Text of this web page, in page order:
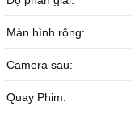
Màn hình rộng:
Camera sau:
Quay Phim: